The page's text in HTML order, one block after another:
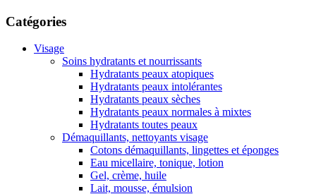
Catégories
Visage
Soins hydratants et nourrissants
Hydratants peaux atopiques
Hydratants peaux intolérantes
Hydratants peaux sèches
Hydratants peaux normales à mixtes
Hydratants toutes peaux
Démaquillants, nettoyants visage
Cotons démaquillants, lingettes et éponges
Eau micellaire, tonique, lotion
Gel, crème, huile
Lait, mousse, émulsion